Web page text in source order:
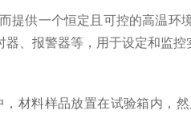
一个恒定且可控的高温环
、报警器等，用于设定和监控
料样品放置在试验箱内，